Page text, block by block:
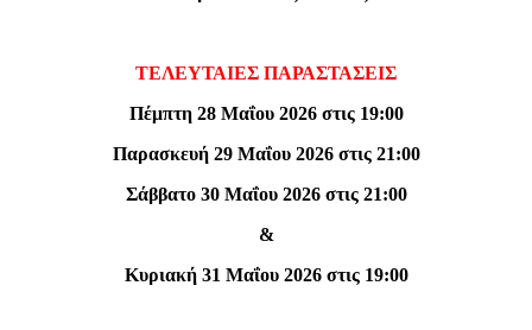
ΤΕΛΕΥΤΑΙΕΣ ΠΑΡΑΣΤΑΣΕΙΣ
Πέμπτη 28 Μαΐου 2026 στις 19:00
Παρασκευή 29 Μαΐου 2026 στις 21:00
Σάββατο 30 Μαΐου 2026 στις 21:00
&
Κυριακή 31 Μαΐου 2026 στις 19:00